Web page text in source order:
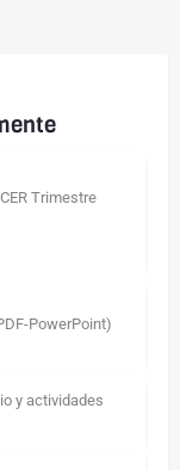
Trimestre
PowerPoint)
y actividades